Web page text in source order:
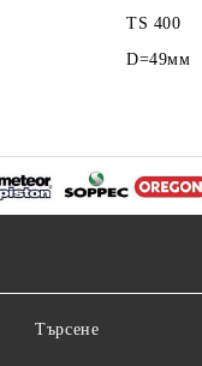
TS 400
D=49мм
Търсене